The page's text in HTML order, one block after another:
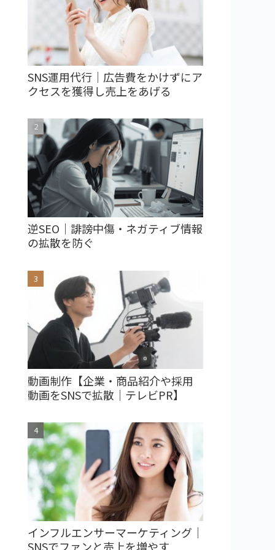
SNS運用代行｜広告費をかけずにア
クセスを獲得し売上をあげる
逆SEO｜誹謗中傷・ネガティブ情報
の拡散を防ぐ
動画制作【企業・商品紹介や採用
動画をSNSで拡散｜テレビPR】
インフルエンサーマーケティング｜
SNSでファンと売上を増やす